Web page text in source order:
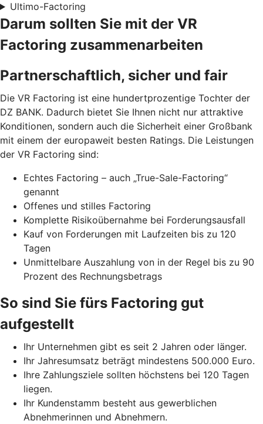
Ultimo-Factoring
Darum sollten Sie mit der VR
Factoring zusammenarbeiten
Partnerschaftlich, sicher und fair
Die VR Factoring ist eine hundertprozentige Tochter der
DZ BANK. Dadurch bietet Sie Ihnen nicht nur attraktive
Konditionen, sondern auch die Sicherheit einer Großbank
mit einem der europaweit besten Ratings. Die Leistungen
der VR Factoring sind:
Echtes Factoring – auch „True-Sale-Factoring“
genannt
Offenes und stilles Factoring
Komplette Risikoübernahme bei Forderungsausfall
Kauf von Forderungen mit Laufzeiten bis zu 120
Tagen
Unmittelbare Auszahlung von in der Regel bis zu 90
Prozent des Rechnungsbetrags
So sind Sie fürs Factoring gut
aufgestellt
Ihr Unternehmen gibt es seit 2 Jahren oder länger.
Ihr Jahresumsatz beträgt mindestens 500.000 Euro.
Ihre Zahlungsziele sollten höchstens bei 120 Tagen
liegen.
Ihr Kundenstamm besteht aus gewerblichen
Abnehmerinnen und Abnehmern.